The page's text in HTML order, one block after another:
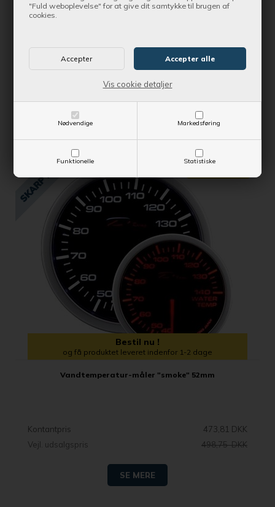
"Fuld weboplevelse" for at give dit samtykke til brugen af
cookies.
Nødvendige Markedsføring
Funktionelle Statistiske
Vis cookie detaljer
Bestil nu !
og få produktet leveret indenfor 1-2 dage
Vandtemperatur-måler "smoke" 52mm
Kontantpris
473,81 DKK
Vejl. udsalgspris
498,75 DKK
SE MERE